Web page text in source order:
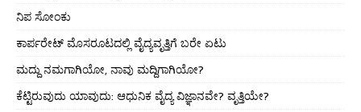
ನಿಪ ಸೋಂಕು
ಕಾರ್ಪರೇಟ್ ಮೊಸರೂಟದಲ್ಲಿ ವೈದ್ಯವೃತ್ತಿಗೆ ಬರೇ ಏಟು
ಮದ್ದು ನಮಗಾಗಿಯೋ, ನಾವು ಮದ್ದಿಗಾಗಿಯೋ?
ಕೆಟ್ಟಿರುವುದು ಯಾವುದು: ಆಧುನಿಕ ವೈದ್ಯ ವಿಜ್ಞಾನವೇ? ವೃತ್ತಿಯೇ?